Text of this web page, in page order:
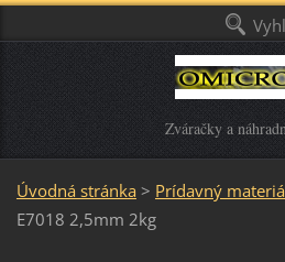
Zváračky a
Úvodná stránka > Prídavný
E7018 2,5mm 2kg